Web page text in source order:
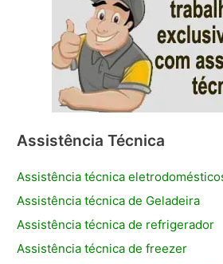
Assistência Técnica
Assistência técnica
Assistência técnica de Geladeira
Assistência técnica de refrigerador
Assistência técnica de freezer